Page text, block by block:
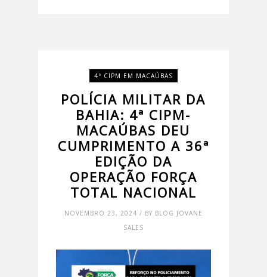
4ª CIPM EM MACAÚBAS
POLÍCIA MILITAR DA
BAHIA: 4ª CIPM-
MACAÚBAS DEU
CUMPRIMENTO A 36ª
EDIÇÃO DA
OPERAÇÃO FORÇA
TOTAL NACIONAL
NOVEMBRO 23, 2024 / BY BLOG JOVANE
SALES